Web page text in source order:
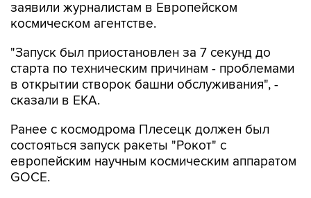
заявили журналистам в Европейском
космическом агентстве.
"Запуск был приостановлен за 7 секунд до
старта по техническим причинам - проблемами
в открытии створок башни обслуживания", -
сказали в ЕКА.
Ранее с космодрома Плесецк должен был
состояться запуск ракеты "Рокот" с
европейским научным космическим аппаратом
GOCE.